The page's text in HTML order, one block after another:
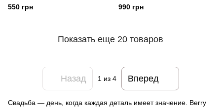
шоколадка + конфеты в форме
сердца Berry Bar
550 грн
медальоны + конфеты с
присыпками Berry Bar
990 грн
Показать еще 20 товаров
Назад 1 из 4 Вперед
Свадьба — день, когда каждая деталь имеет значение. Berry